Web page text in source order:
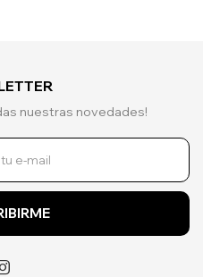
nuestras novedades!